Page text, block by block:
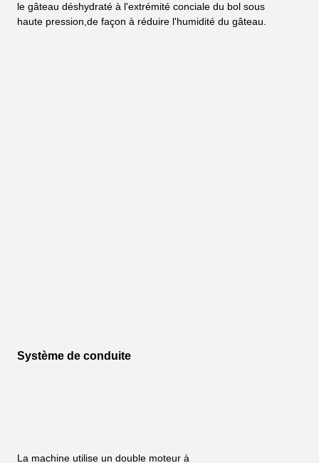
le gâteau déshydraté à l'extrémité conciale du bol sous
haute pression,de façon à réduire l'humidité du gâteau.
Système de conduite
La machine utilise un double moteur à